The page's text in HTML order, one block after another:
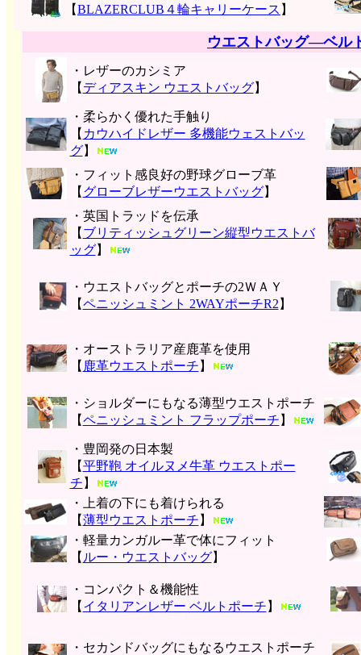
【BLAZERCLUB４輪キャリーケース 】
ウエストバッグ―ベル
・レザーのカシミア
【 ディアスキン ウエストバッグ】
・柔らかく優れた手触り
【 カウハイドレザー 多機能ウェストバッ
グ】
・フィット感良好の野球グローブ革
【 グローブレザーウエストバッグ】
・英国トラッドを伝承
【 ブリティッシュグリーン縦型ウエストバ
ッグ】
・ウエストバッグとポーチの2ＷＡＹ
【ペニッシュミント 2WAYポーチR2 】
・オーストラリア産鹿革を使用
【 鹿革ウエストポーチ 】
・ショルダーにもなる薄型ウエストポーチ
【ペニッシュミント フラップポーチ 】
・豊岡発の日本製
【平野鞄 オイルヌメ牛革 ウエストポー
チ 】
・上着の下にも着けられる
【薄型ウエストポーチ 】
・軽量カンガルー革で体にフィット
【 ルー・ウエストバッグ】
・コンパクト＆機能性
【 イタリアンレザー ベルトポーチ 】
・セカンドバッグにもなるウエストポーチ